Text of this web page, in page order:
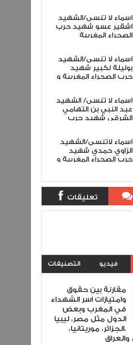
الملكية
اسماء لا تنسى/الشهيد
اشقير عسو شهيد حرب
الصحراء المغربية
اسماء لا تنسى/الشهيد
بوليلة لكبير شهيد
حرب الصحراء المغربية و
اسماء لا تنسى/ الشهيد
عبد النبي بن التهامي
الشرقي شهيد حرب
الملكية
اسماء لاتنسى/الشهيد
الزاوي حمدي شهيد
حرب الصحراء المغربية و
تعليقات
فيديو التصنيفات
مقارنة بين حقوق
وامتيازات اسر الشهداء
في المغرب وبعض
الدول مثل مصر، ليبيا
،الجزائر، موريتانيا،